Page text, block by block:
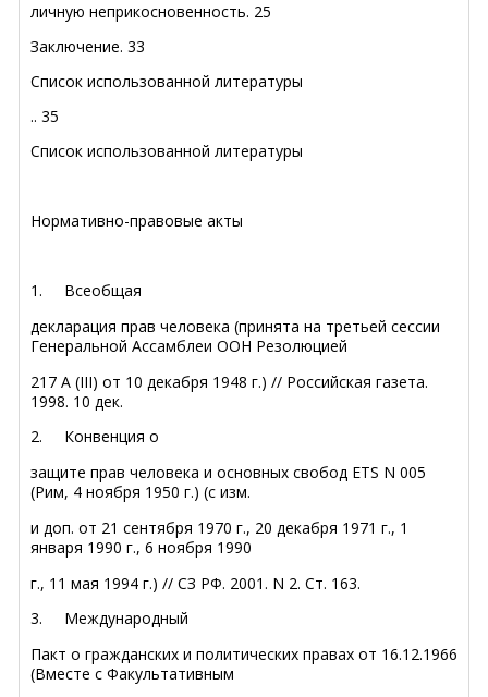
личную неприкосновенность. 25
Заключение. 33
Список использованной литературы
.. 35
Список использованной литературы
Нормативно-правовые акты
1. Всеобщая
декларация прав человека (принята на третьей сессии
Генеральной Ассамблеи ООН Резолюцией
217 A (III) от 10 декабря 1948 г.) // Российская газета.
1998. 10 дек.
2. Конвенция о
защите прав человека и основных свобод ETS N 005
(Рим, 4 ноября 1950 г.) (с изм.
и доп. от 21 сентября 1970 г., 20 декабря 1971 г., 1
января 1990 г., 6 ноября 1990
г., 11 мая 1994 г.) // СЗ РФ. 2001. N 2. Ст. 163.
3. Международный
Пакт о гражданских и политических правах от 16.12.1966
(Вместе с Факультативным